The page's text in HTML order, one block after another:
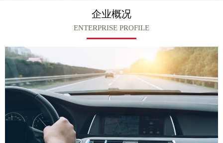
企业概况
ENTERPRISE PROFILE